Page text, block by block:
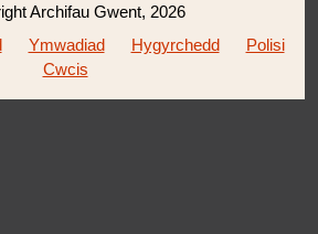
Archifau Gwent, 2026
Ymwadiad Hygyrchedd
Polisi
Cwcis